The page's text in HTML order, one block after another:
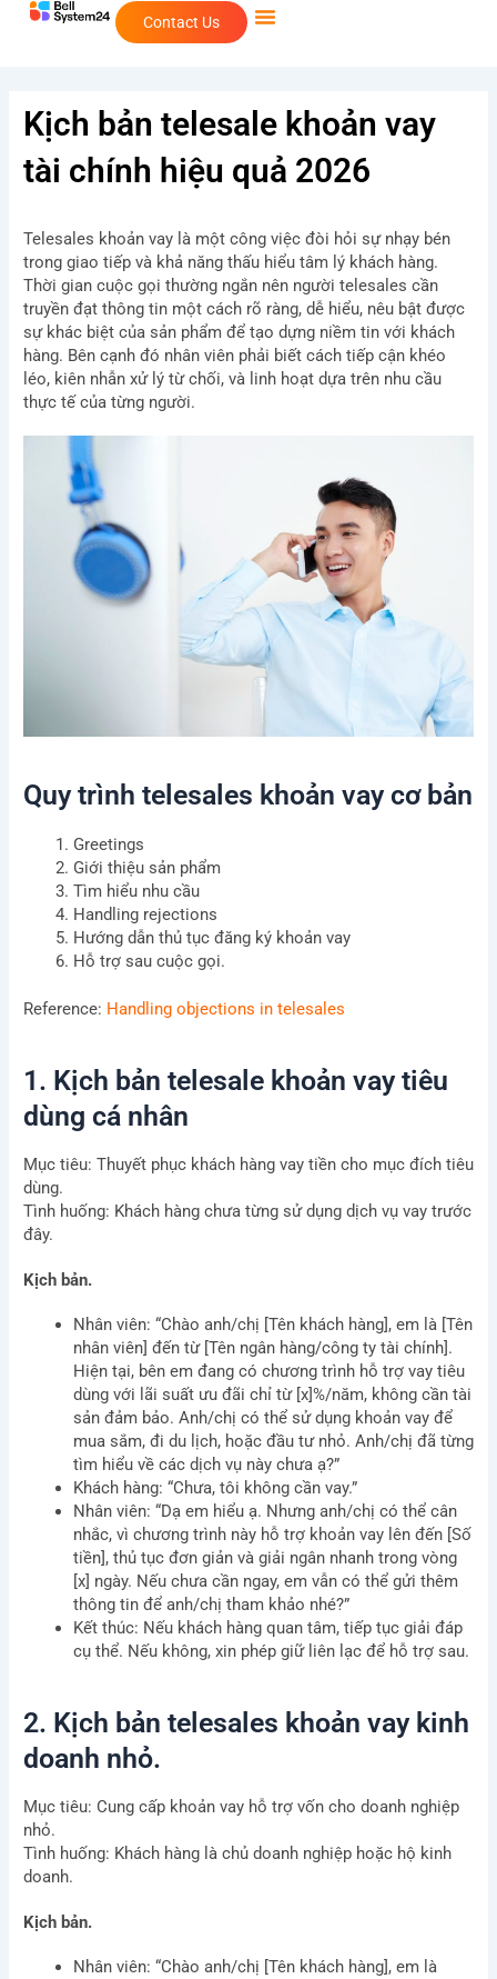
Skip
Contact Us
Kịch bản telesale khoản vay
tài chính hiệu quả 2026
Telesales khoản vay là một công việc đòi hỏi sự nhạy bén
trong giao tiếp và khả năng thấu hiểu tâm lý khách hàng.
Thời gian cuộc gọi thường ngắn nên người telesales cần
truyền đạt thông tin một cách rõ ràng, dễ hiểu, nêu bật được
sự khác biệt của sản phẩm để tạo dựng niềm tin với khách
hàng. Bên cạnh đó nhân viên phải biết cách tiếp cận khéo
léo, kiên nhẫn xử lý từ chối, và linh hoạt dựa trên nhu cầu
thực tế của từng người.
Quy trình telesales khoản vay cơ bản
Greetings
Giới thiệu sản phẩm
Tìm hiểu nhu cầu
Handling rejections
Hướng dẫn thủ tục đăng ký khoản vay
Hỗ trợ sau cuộc gọi.
Reference: Handling objections in telesales
1. Kịch bản telesale khoản vay tiêu
dùng cá nhân
Mục tiêu: Thuyết phục khách hàng vay tiền cho mục đích tiêu
dùng.
Tình huống: Khách hàng chưa từng sử dụng dịch vụ vay trước
đây.
Kịch bản.
Nhân viên: “Chào anh/chị [Tên khách hàng], em là [Tên
nhân viên] đến từ [Tên ngân hàng/công ty tài chính].
Hiện tại, bên em đang có chương trình hỗ trợ vay tiêu
dùng với lãi suất ưu đãi chỉ từ [x]%/năm, không cần tài
sản đảm bảo. Anh/chị có thể sử dụng khoản vay để
mua sắm, đi du lịch, hoặc đầu tư nhỏ. Anh/chị đã từng
tìm hiểu về các dịch vụ này chưa ạ?”
Khách hàng: “Chưa, tôi không cần vay.”
Nhân viên: “Dạ em hiểu ạ. Nhưng anh/chị có thể cân
nhắc, vì chương trình này hỗ trợ khoản vay lên đến [Số
tiền], thủ tục đơn giản và giải ngân nhanh trong vòng
[x] ngày. Nếu chưa cần ngay, em vẫn có thể gửi thêm
thông tin để anh/chị tham khảo nhé?”
Kết thúc: Nếu khách hàng quan tâm, tiếp tục giải đáp
cụ thể. Nếu không, xin phép giữ liên lạc để hỗ trợ sau.
2. Kịch bản telesales khoản vay kinh
doanh nhỏ.
Mục tiêu: Cung cấp khoản vay hỗ trợ vốn cho doanh nghiệp
nhỏ.
Tình huống: Khách hàng là chủ doanh nghiệp hoặc hộ kinh
doanh.
Kịch bản.
Nhân viên: “Chào anh/chị [Tên khách hàng], em là